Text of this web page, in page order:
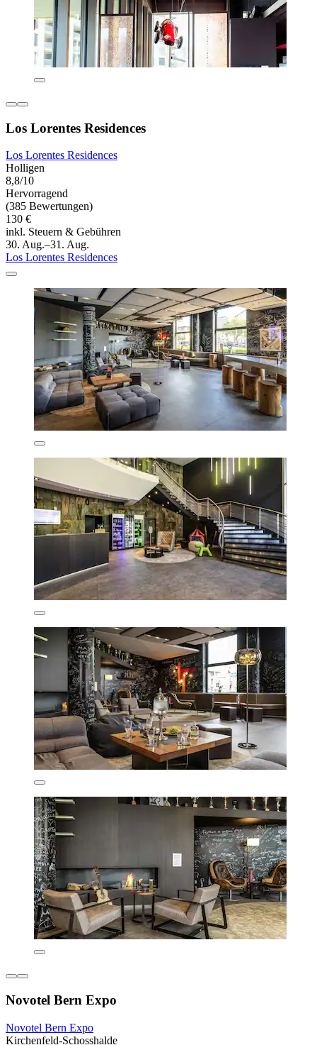
Los Lorentes Residences
Los Lorentes Residences
Holligen
8,8/10
Hervorragend
(385 Bewertungen)
130 €
inkl. Steuern & Gebühren
30. Aug.–31. Aug.
Los Lorentes Residences
Novotel Bern Expo
Novotel Bern Expo
Kirchenfeld-Schosshalde